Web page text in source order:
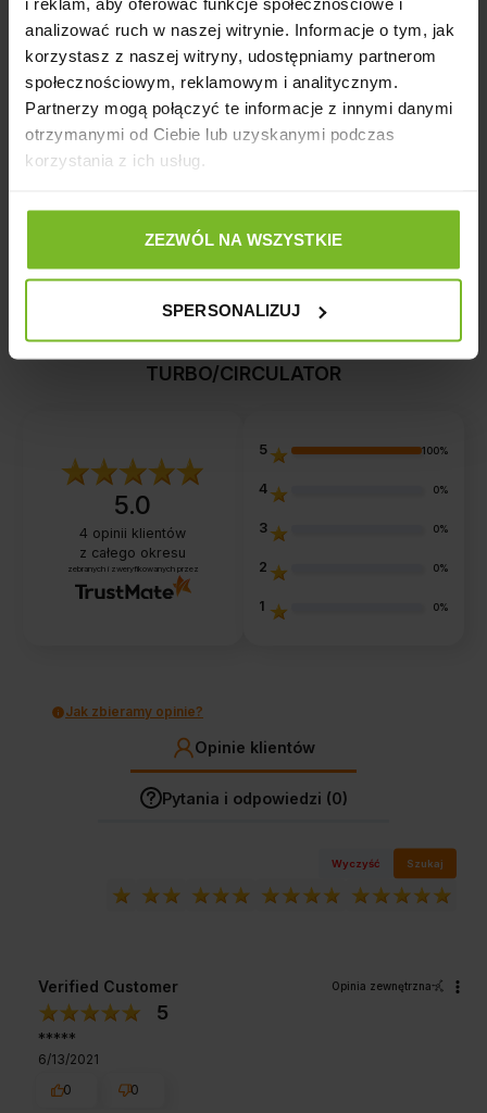
analizować ruch w naszej witrynie. Informacje o tym, jak
korzystasz z naszej witryny, udostępniamy partnerom
społecznościowym, reklamowym i analitycznym.
Partnerzy mogą połączyć te informacje z innymi danymi
otrzymanymi od Ciebie lub uzyskanymi podczas
korzystania z ich usług.
ZEZWÓL NA WSZYSTKIE
SPERSONALIZUJ
Producent
Szczegóły produktu
Opinie o produkcie: DESZCZOWNIA
AKWARIOWA AQUAEL UNIMAX /
TURBO/CIRCULATOR
5.0
4 opinii klientów
z całego okresu
zebranych i zweryfikowanych przez
5 100%
4 0%
3 0%
2 0%
1 0%
Jak zbieramy opinie?
Opinie klientów
Pytania i odpowiedzi (0)
Wyczyść Szukaj
Verified Customer Opinia zewnętrzna
5
*****
6/13/2021
0
0